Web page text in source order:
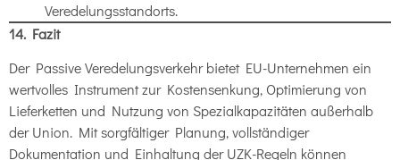
Veredelungsstandorts.
14. Fazit
Der Passive Veredelungsverkehr bietet EU-Unternehmen ein
wertvolles Instrument zur Kostensenkung, Optimierung von
Lieferketten und Nutzung von Spezialkapazitäten außerhalb
der Union. Mit sorgfältiger Planung, vollständiger
Dokumentation und Einhaltung der UZK-Regeln können